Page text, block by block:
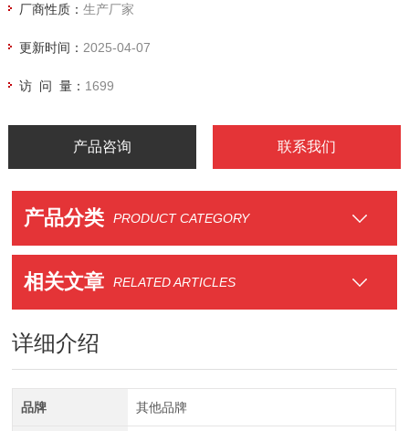
厂商性质： 生产厂家
更新时间： 2025-04-07
访 问 量： 1699
产品咨询 联系我们
产品分类 PRODUCT CATEGORY
相关文章 RELATED ARTICLES
详细介绍
品牌 其他品牌